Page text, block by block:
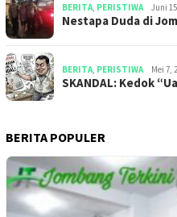
BERITA PERISTIWA Juni
​​Nestapa Duda di
BERITA PERISTIWA Mei 7,
SKANDAL: Kedok
BERITA POPULER